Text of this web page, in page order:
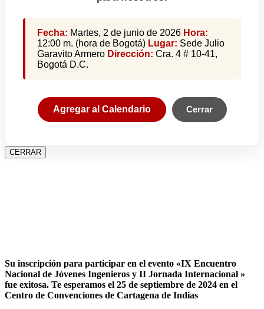
Fecha: Martes, 2 de junio de 2026 Hora:
12:00 m. (hora de Bogotá) Lugar: Sede Julio
Garavito Armero Dirección: Cra. 4 # 10-41,
Bogotá D.C.
Agregar al Calendario Cerrar
CERRAR
Su inscripción para participar en el evento «IX Encuentro
Nacional de Jóvenes Ingenieros y II Jornada Internacional »
fue exitosa. Te esperamos el 25 de septiembre de 2024 en el
Centro de Convenciones de Cartagena de Indias